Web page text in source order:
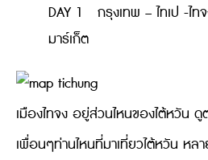
DAY 1 กรุงเทพ – ไทเป -ไทจ
มาร์เก็ต
เมืองไทจง อยู่ส่วนไหนของไต้หวัน ดู
เพื่อนๆท่านไหนที่มาเที่ยวไต้หวัน หล